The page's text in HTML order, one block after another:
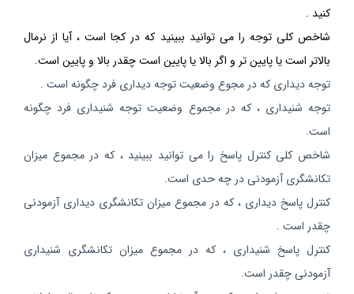
کنید .
شاخص کلی توجه را می توانید ببینید که در کجا است ، آیا از نرمال
بالاتر است یا پایین تر و اگر بالا یا پایین است چقدر بالا و پایین است.
توجه دیداری که در مجوع وضعیت توجه دیداری فرد چگونه است .
توجه شنیداری ، که در مجموع وضعیت توجه شنیداری فرد چگونه
است.
شاخص کلی کنترل پاسخ را می توانید ببینید ، که در مجموع میزان
تکانشگری آزمودنی در چه حدی است.
کنترل پاسخ دیداری ، که در مجموع میزان تکانشگری دیداری آزمودنی
چقدر است .
کنترل پاسخ شنیداری ، که در مجموع میزان تکانشگری شنیداری
آزمودنی چقدر است.